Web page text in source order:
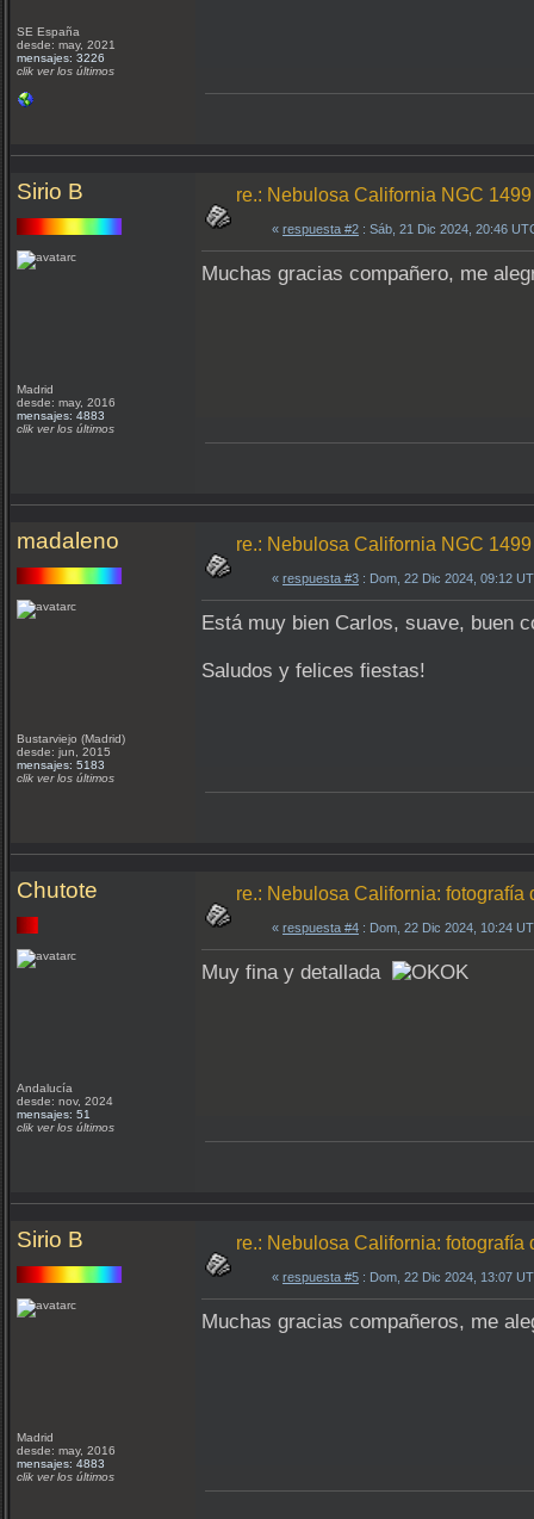
SE España
desde: may, 2021
mensajes: 3226
clik ver los últimos
Sirio B
Madrid
desde: may, 2016
mensajes: 4883
clik ver los últimos
re.: Nebulosa California NGC 1499
« respuesta #2 : Sáb, 21 Dic 2024, 20:46
Muchas gracias compañero, me
madaleno
Bustarviejo (Madrid)
desde: jun, 2015
mensajes: 5183
clik ver los últimos
re.: Nebulosa California NGC 1499
« respuesta #3 : Dom, 22 Dic 2024, 09:12
Está muy bien Carlos, suave, buen
Saludos y felices fiestas!
Chutote
Andalucía
desde: nov, 2024
mensajes: 51
clik ver los últimos
re.: Nebulosa California: fotografía
« respuesta #4 : Dom, 22 Dic 2024, 10:24
Muy fina y detallada
Sirio B
Madrid
desde: may, 2016
mensajes: 4883
clik ver los últimos
re.: Nebulosa California: fotografía
« respuesta #5 : Dom, 22 Dic 2024, 13:07
Muchas gracias compañeros, me